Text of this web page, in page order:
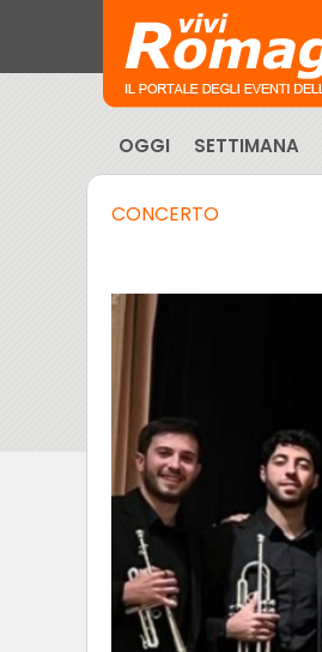
OGGI SETTIMANA
CONCERTO